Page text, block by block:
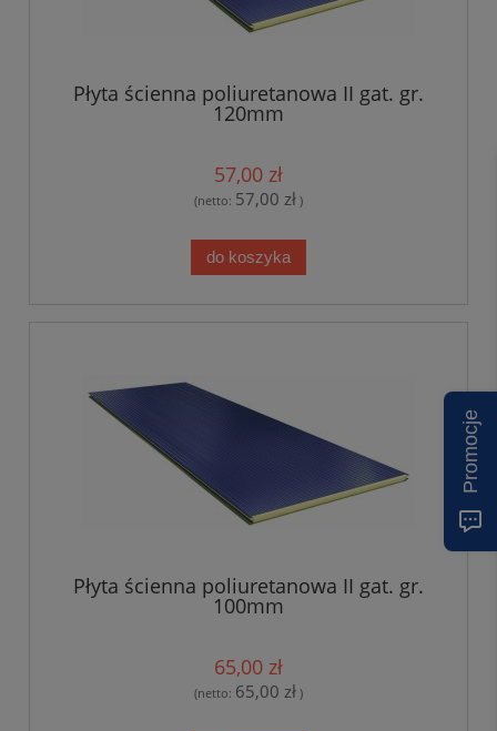
Płyta ścienna poliuretanowa II gat. gr.
120mm
57,00 zł
(netto: 57,00 zł )
do koszyka
Płyta ścienna poliuretanowa II gat. gr.
100mm
65,00 zł
(netto: 65,00 zł )
Promocje